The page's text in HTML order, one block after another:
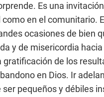
Es una
como en el comunitario.
ocasiones de bien
y de misericordia
gratificación de los
en Dios. Ir
pequeños y débiles